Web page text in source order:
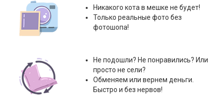
Никакого кота в мешке не будет!
Только реальные фото без
фотошопа!
Не подошли? Не понравились? Или
просто не сели?
Обменяем или вернем деньги.
Быстро и без нервов!